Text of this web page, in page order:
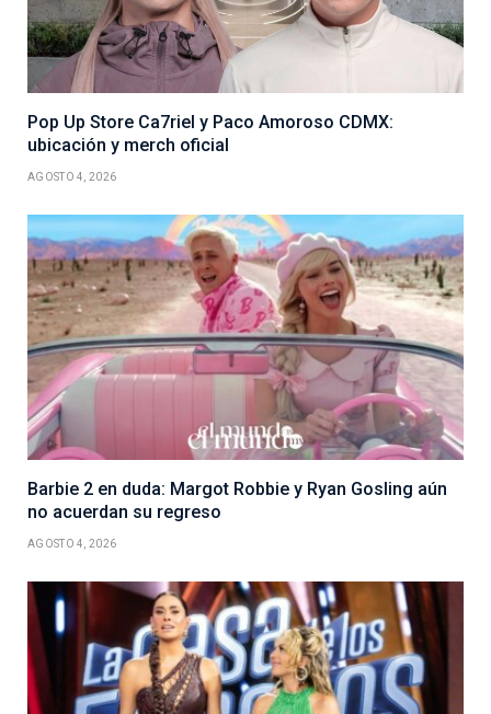
Pop Up Store Ca7riel y Paco Amoroso CDMX:
ubicación y merch oficial
AGOSTO 4, 2026
Barbie 2 en duda: Margot Robbie y Ryan Gosling aún
no acuerdan su regreso
AGOSTO 4, 2026